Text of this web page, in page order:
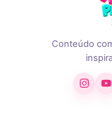
Conteúdo